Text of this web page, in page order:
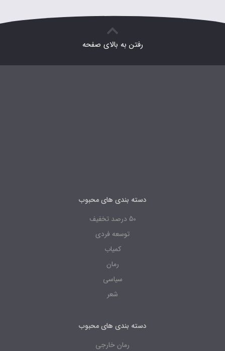
رفتن به بالای صفحه
دسته بندی های محبوب
توسعه فردی
دسته بندی های محبوب
رمان خارجی